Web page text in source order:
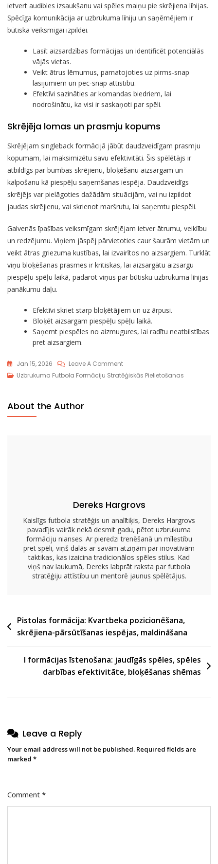
ietvert audibles izsaukšanu vai spēles maiņu pie skrējiena līnijas.
Spēcīga komunikācija ar uzbrukuma līniju un saņēmējiem ir
būtiska veiksmīgai izpildei.
Lasīt aizsardzības formācijas un identificēt potenciālās
vājās vietas.
Veikt ātrus lēmumus, pamatojoties uz pirms-snap
lasījumiem un pēc-snap attīstību.
Efektīvi sazināties ar komandas biedriem, lai
nodrošinātu, ka visi ir saskaņoti par spēli.
Skrējēja lomas un prasmju kopums
Skrējējam singleback formācijā jābūt daudzveidīgam prasmju
kopumam, lai maksimizētu savu efektivitāti. Šis spēlētājs ir
atbildīgs par bumbas skrējienu, bloķēšanu aizsargam un
kalpošanu kā piespēļu saņemšanas iespēja. Daudzveidīgs
skrējējs var pielāgoties dažādām situācijām, vai nu izpildot
jaudas skrējienu, vai skrienot maršrutu, lai saņemtu piespēli.
Galvenās īpašības veiksmīgam skrējējam ietver ātrumu, veiklību
un redzējumu. Viņiem jāspēj pārvietoties caur šaurām vietām un
veikt ātras griezuma kustības, lai izvairītos no aizsargiem. Turklāt
viņu bloķēšanas prasmes ir kritiskas, lai aizsargātu aizsargu
piespēļu spēļu laikā, padarot viņus par būtisku uzbrukuma līnijas
panākumu daļu.
Efektīvi skriet starp bloķētājiem un uz ārpusi.
Bloķēt aizsargam piespēļu spēļu laikā.
Saņemt piespēles no aizmugures, lai radītu neatbilstības
pret aizsargiem.
Jan 15, 2026 Leave A CommentOn
Maksimizējot
Uzbrukuma Futbola Formāciju Stratēģiskās Pielietošanas
About the Author
Dereks Hargrovs
Kaislīgs futbola stratēģis un analītiķis, Dereks Hargrovs
pavadījis vairāk nekā desmit gadu, pētot uzbrukuma
formāciju nianses. Ar pieredzi trenēšanā un mīlestību
pret spēli, viņš dalās ar savām atziņām par inovatīvām
taktikas, kas izaicina tradicionālos spēles stilus. Kad
viņš nav laukumā, Dereks labprāt raksta par futbola
stratēģiju attīstību un mentorē jaunus spēlētājus.
Post
navigation
Pistolas formācija: Kvartbeka pozicionēšana,
skrējiena-pārsūtīšanas iespējas, maldināšana
I formācijas īstenošana: jaudīgās spēles, spēles
darbības efektivitāte, bloķēšanas shēmas
Leave a Reply
Your email address will not be published. Required fields are
marked *
Comment *